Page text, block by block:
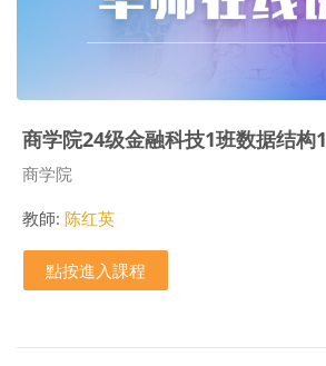
商学院24级金融科技1班数据结构1
課程類別
商学院
教師: 陈红英
點按進入課程